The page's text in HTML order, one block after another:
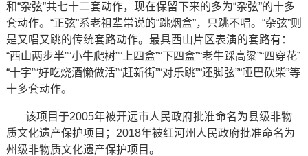
和“杂弦”共七十二套动作，现在保留下来的多为“杂弦”的十多
套动作。“正弦”系老祖辈常说的“跳烟盒”，只跳不唱。“杂弦”则
是又唱又跳的传统套路动作。最具西山片区表演的套路有：
“西山两步半”“小牛爬树”“上四盒”“下四盒”“老牛踩高粱”“四穿花”
“十字”“好吃烧酒懒做活”“赶新街”“对乐跳”“还脚弦”“哑巴砍柴”等
十多套动作。
该项目于2005年被开远市人民政府批准命名为县级非物
质文化遗产保护项目；2018年被红河州人民政府批准命名为
州级非物质文化遗产保护项目。